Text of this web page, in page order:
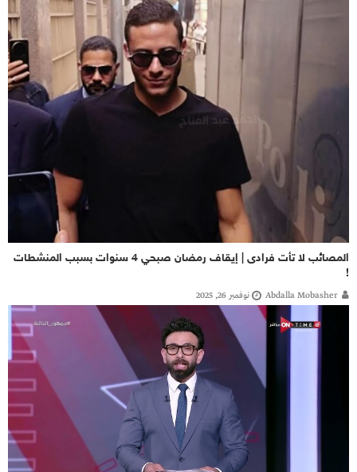
المصائب لا تأت فرادى | إيقاف رمضان صبحي 4 سنوات بسبب المنشطات
!
Abdalla Mobasher نوفمبر 26, 2025